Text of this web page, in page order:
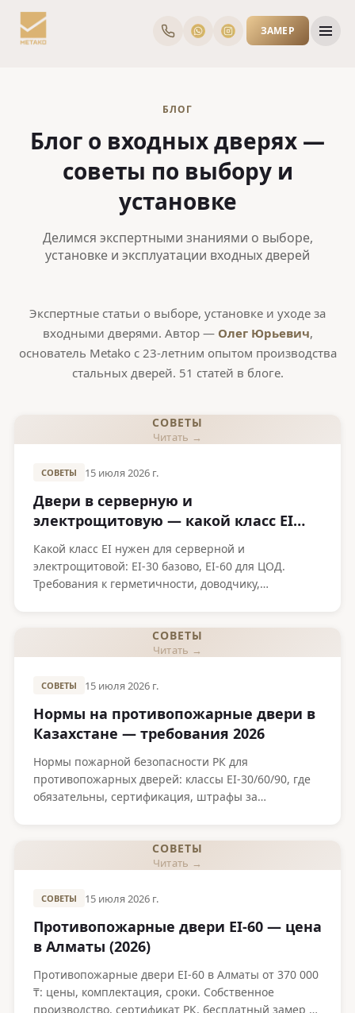
ЗАМЕР
БЛОГ
Блог о входных дверях —
советы по выбору и
установке
Делимся экспертными знаниями о выборе,
установке и эксплуатации входных дверей
Экспертные статьи о выборе, установке и уходе за
входными дверями. Автор — Олег Юрьевич,
основатель Metako с 23-летним опытом производства
стальных дверей. 51 статей в блоге.
СОВЕТЫ
Читать →
СОВЕТЫ 15 июля 2026 г.
Двери в серверную и
электрощитовую — какой класс EI
нужен
Какой класс EI нужен для серверной и
электрощитовой: EI-30 базово, EI-60 для ЦОД.
Требования к герметичности, доводчику,
СОВЕТЫ
Читать →
СОВЕТЫ 15 июля 2026 г.
Нормы на противопожарные двери в
Казахстане — требования 2026
Нормы пожарной безопасности РК для
противопожарных дверей: классы EI-30/60/90, где
обязательны, сертификация, штрафы за
СОВЕТЫ
Читать →
СОВЕТЫ 15 июля 2026 г.
Противопожарные двери EI-60 — цена
в Алматы (2026)
Противопожарные двери EI-60 в Алматы от 370 000
₸: цены, комплектация, сроки. Собственное
производство, сертификат РК, бесплатный замер и